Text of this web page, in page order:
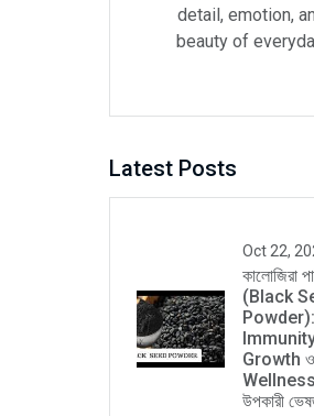
detail, emotion,
beauty of
Latest Posts
Oct 22,
কালোজিরা
(Black
Growth
উপকারী